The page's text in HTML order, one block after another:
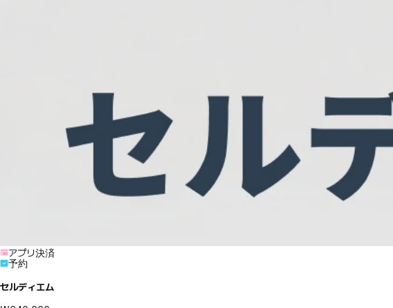
アプリ決済
予約
セルディエム